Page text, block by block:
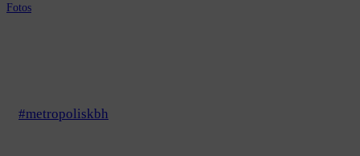
Fotos
#metropoliskbh